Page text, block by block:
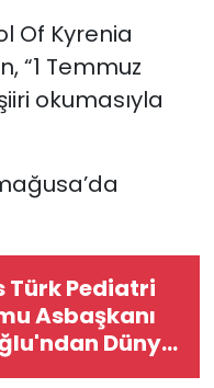
Of Kyrenia
“1 Temmuz
okumasıyla
Türk Pediatri
Asbaşkanı
Dünya
Haftası